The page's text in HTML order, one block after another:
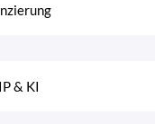
& KI